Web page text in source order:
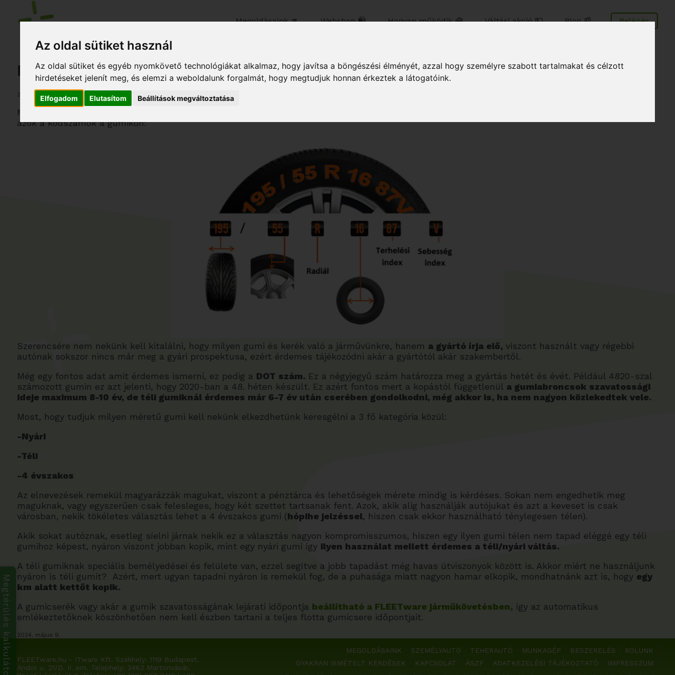
Az oldal sütiket használ
Az oldal sütiket és egyéb nyomkövető technológiákat alkalmaz, hogy javítsa a böngészési élményét, azzal hogy személyre szabott tartalmakat és célzott
hirdetéseket jelenít meg, és elemzi a weboldalunk forgalmát, hogy megtudjuk honnan érkeztek a látogatóink.
Elfogadom Elutasítom Beállítások megváltoztatása
Megtérülés kalkulátor
Megoldásaink 🔽 Webshop 🛍️ Hogyan működik 🧰 Váltási akció 💵 Blog 📰 Belépés
Érdekességek a gumiabroncsokról
2024. május 9.
Manapság már szinte bárhol vehetünk járművünkre gumit, de nem mindegy milyet választunk. Először is egy kis áttekintés, hogy mik jelentenek
azok a kódszámok a gumikon:
Szerencsére nem nekünk kell kitalálni, hogy milyen gumi és kerék való a járművünkre, hanem a gyártó írja elő, viszont használt vagy régebbi
autónak sokszor nincs már meg a gyári prospektusa, ezért érdemes tájékozódni akár a gyártótól akár szakembertől.
Még egy fontos adat amit érdemes ismerni, ez pedig a DOT szám. Ez a négyjegyű szám határozza meg a gyártás hetét és évét. Például 4820-szal
számozott gumin ez azt jelenti, hogy 2020-ban a 48. héten készült. Ez azért fontos mert a kopástól függetlenül a gumiabroncsok szavatossági
ideje maximum 8-10 év, de téli gumiknál érdemes már 6-7 év után cserében gondolkodni, még akkor is, ha nem nagyon közlekedtek vele.
Most, hogy tudjuk milyen méretű gumi kell nekünk elkezdhetünk keresgélni a 3 fő kategória közül:
-Nyári
-Téli
-4 évszakos
Az elnevezések remekül magyarázzák magukat, viszont a pénztárca és lehetőségek mérete mindig is kérdéses. Sokan nem engedhetik meg
maguknak, vagy egyszerűen csak felesleges, hogy két szettet tartsanak fent. Azok, akik alig használják autójukat és azt a keveset is csak
városban, nekik tökéletes választás lehet a 4 évszakos gumi (hópihe jelzéssel, hiszen csak ekkor használható ténylegesen télen).
Akik sokat autóznak, esetleg síelni járnak nekik ez a választás nagyon kompromisszumos, hiszen egy ilyen gumi télen nem tapad eléggé egy téli
gumihoz képest, nyáron viszont jobban kopik, mint egy nyári gumi így ilyen használat mellett érdemes a téli/nyári váltás.
A téli gumiknak speciális bemélyedései és felülete van, ezzel segítve a jobb tapadást még havas útviszonyok között is. Akkor miért ne használjunk
nyáron is téli gumit? Azért, mert ugyan tapadni nyáron is remekül fog, de a puhasága miatt nagyon hamar elkopik, mondhatnánk azt is, hogy egy
km alatt kettőt kopik.
A gumicserék vagy akár a gumik szavatosságának lejárati időpontja beállítható a FLEETware járműkövetésben,így az automatikus
emlékeztetőknek köszönhetően nem kell észben tartani a teljes flotta gumicsere időpontjait.
2024. május 9.
FLEETware.hu - ITware Kft. Székhely: 1119 Budapest,
Andor u. 21/D. II. em. Telephely: 2462 Martonvásár,
MEGOLDÁSAINK SZEMÉLYAUTÓ TEHERAUTÓ MUNKAGÉP BESZERELÉS
RÓLUNK
GYAKRAN ISMÉTELT KÉRDÉSEK
KAPCSOLAT ÁSZF ADATKEZELÉSI TÁJÉKOZTATÓ IMPRESSZUM